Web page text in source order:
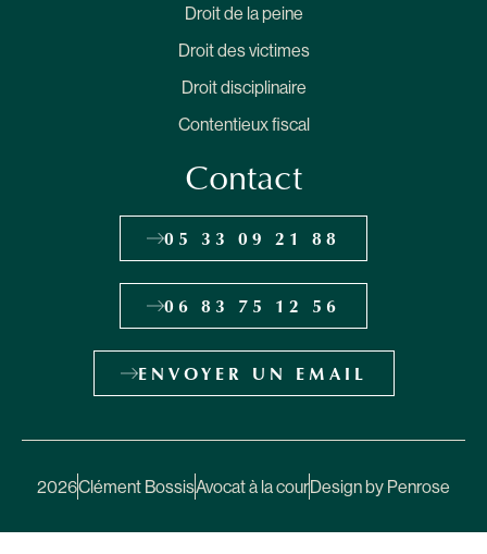
Droit de la peine
Droit des victimes
Droit disciplinaire
Contentieux fiscal
Contact
05 33 09 21 88
06 83 75 12 56
ENVOYER UN EMAIL
2026Clément BossisAvocat à la courDesign by Penrose